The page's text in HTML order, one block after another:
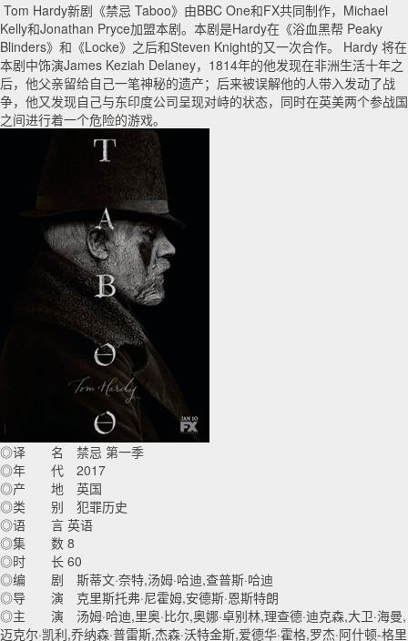
Tom Hardy新剧《禁忌 Taboo》由BBC One和FX共同制作，Michael
Kelly和Jonathan Pryce加盟本剧。本剧是Hardy在《浴血黑帮 Peaky
Blinders》和《Locke》之后和Steven Knight的又一次合作。 Hardy 将在
本剧中饰演James Keziah Delaney，1814年的他发现在非洲生活十年之
后，他父亲留给自己一笔神秘的遗产；后来被误解他的人带入发动了战
争，他又发现自己与东印度公司呈现对峙的状态，同时在英美两个参战国
之间进行着一个危险的游戏。
◎译 名 禁忌 第一季
◎年 代 2017
◎产 地 英国
◎类 别 犯罪历史
◎语 言 英语
◎集 数 8
◎时 长 60
◎编 剧 斯蒂文·奈特,汤姆·哈迪,查普斯·哈迪
◎导 演 克里斯托弗·尼霍姆,安德斯·恩斯特朗
◎主 演 汤姆·哈迪,里奥·比尔,奥娜·卓别林,理查德·迪克森,大卫·海曼,
迈克尔·凯利,乔纳森·普雷斯,杰森·沃特金斯,爱德华·霍格,罗杰·阿什顿-格里